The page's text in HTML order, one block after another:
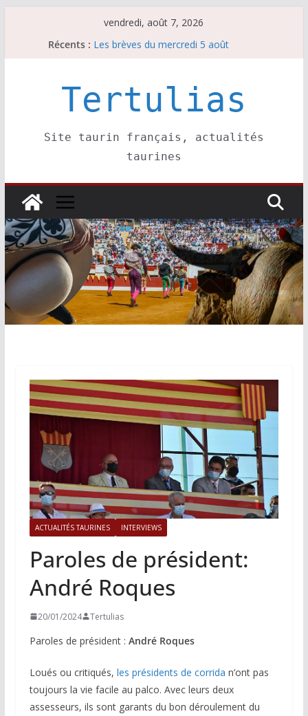
vendredi, août 7, 2026
Récents : Les brèves du mercredi 5 août
Escalafón 2026 – novilleros –
Les brèves du jeudi 6 août
Tertulias
Site taurin français, actualités
taurines
ACTUALITÉS TAURINES INTERVIEWS
Paroles de président:
André Roques
20/01/2024 Tertulias
Paroles de président : André Roques
Loués ou critiqués, les présidents de corrida n’ont pas
toujours la vie facile au palco. Avec leurs deux
assesseurs, ils sont garants du bon déroulement du